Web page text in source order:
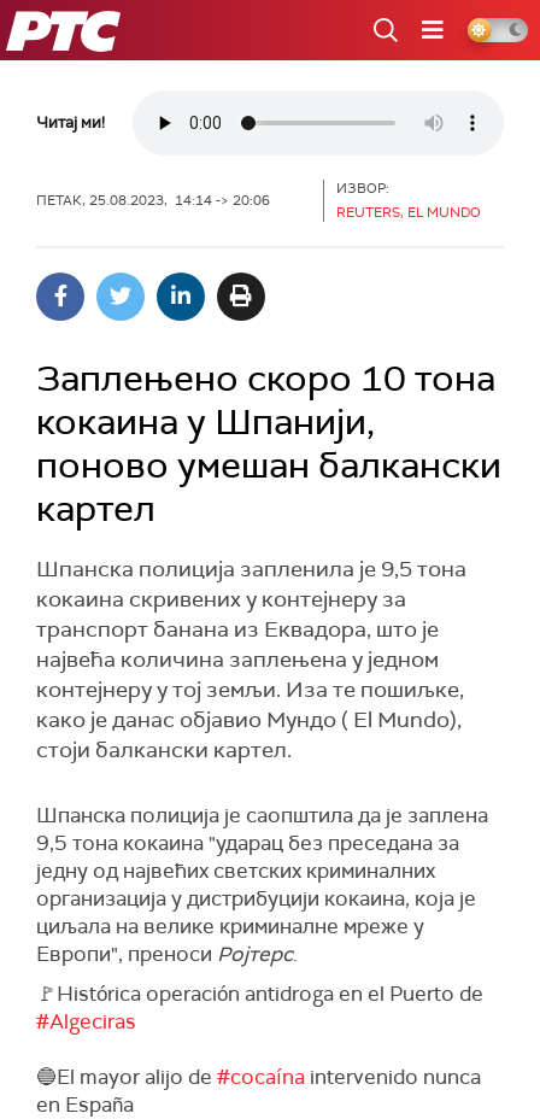
РТС
Читај ми!
ПЕТАК, 25.08.2023, 14:14 -> 20:06
ИЗВОР:
REUTERS, EL MUNDO
Заплењено скоро 10 тона
кокаина у Шпанији,
поново умешан балкански
картел
Шпанска полиција запленила је 9,5 тона
кокаина скривених у контејнеру за
транспорт банана из Еквадора, што је
највећа количина заплењена у једном
контејнеру у тој земљи. Иза те пошиљке,
како је данас објавио Мундо ( El Mundo),
стоји балкански картел.
Шпанска полиција је саопштила да је заплена
9,5 тона кокаина "ударац без преседана за
једну од највећих светских криминалних
организација у дистрибуцији кокаина, која је
циљала на велике криминалне мреже у
Европи", преноси Ројтерс.
🚩Histórica operación antidroga en el Puerto de
#Algeciras
🔵El mayor alijo de #cocaína intervenido nunca
en España